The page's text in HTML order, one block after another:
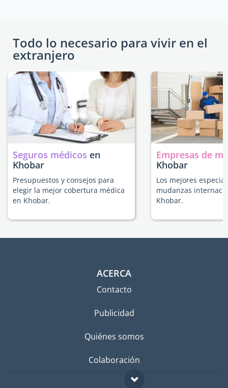
Todo lo necesario para vivir en el
extranjero
Seguros médicos en
Khobar
Presupuestos y consejos para
elegir la mejor cobertura médica
en Khobar.
Empresas de
Khobar
Los mejores
mudanzas
Khobar.
ACERCA
Contacto
Publicidad
Quiénes somos
Colaboración